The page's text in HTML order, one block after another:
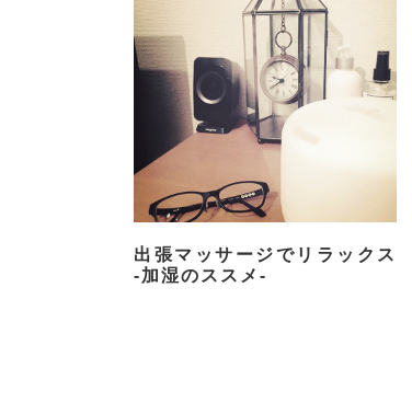
出張マッサージでリラックス
-加湿のススメ-